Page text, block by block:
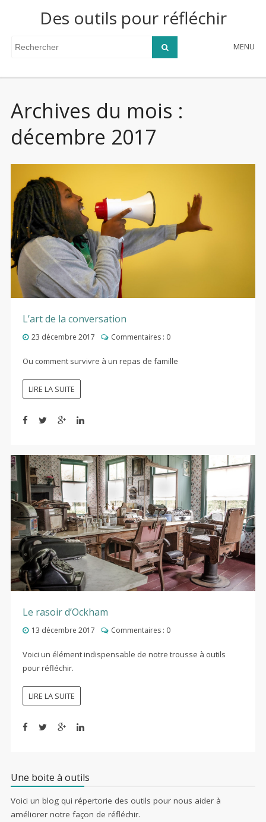
Des outils pour réfléchir
MENU
Archives du mois :
décembre 2017
L’art de la conversation
23 décembre 2017 Commentaires : 0
Ou comment survivre à un repas de famille
LIRE LA SUITE
Le rasoir d’Ockham
13 décembre 2017 Commentaires : 0
Voici un élément indispensable de notre trousse à outils
pour réfléchir.
LIRE LA SUITE
Une boite à outils
Voici un blog qui répertorie des outils pour nous aider à
améliorer notre façon de réfléchir.